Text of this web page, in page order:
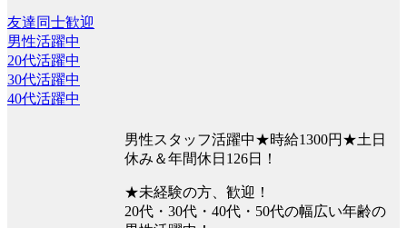
友達同士歓迎
男性活躍中
20代活躍中
30代活躍中
40代活躍中
男性スタッフ活躍中★時給1300円★土日
休み＆年間休日126日！
★未経験の方、歓迎！
20代・30代・40代・50代の幅広い年齢の